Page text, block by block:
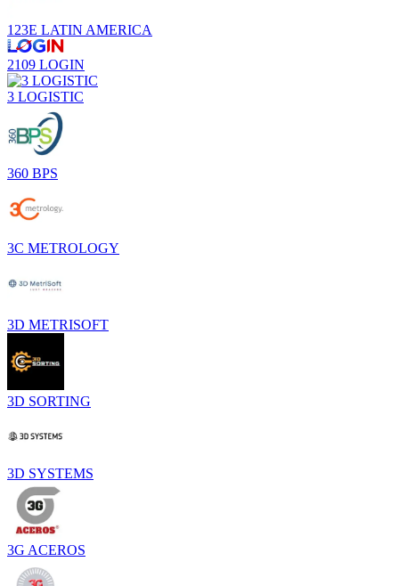
123E LATIN AMERICA
2109 LOGIN
3 LOGISTIC
360 BPS
3C METROLOGY
3D METRISOFT
3D SORTING
3D SYSTEMS
3G ACEROS